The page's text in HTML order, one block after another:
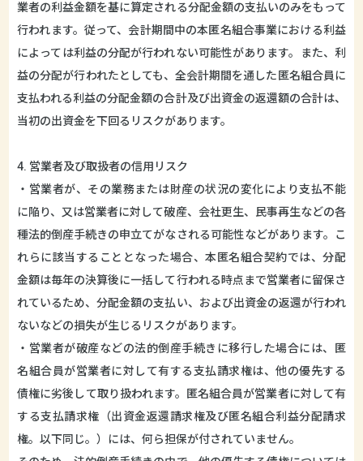
業者の利益金額を基に算定される分配金額の支払いのみをもって
行われます。従って、会計期間中の本匿名組合事業における利益
によっては利益の分配が行われない可能性があります。また、利
益の分配が行われたとしても、全会計期間を通した匿名組合員に
支払われる利益の分配金額の合計及び出資金の返還額の合計は、
当初の出資金を下回るリスクがあります。
4. 営業者及び取扱者の信用リスク
・営業者が、その業務または財産の状況の変化により支払不能
に陥り、又は営業者に対して破産、会社更生、民事再生などの各
種法的倒産手続きの申立てがなされる可能性などがあります。こ
れらに該当することとなった場合、本匿名組合契約では、分配
金額は毎年の決算後に一括して行われる時点まで営業者に留保さ
れているため、分配金額の支払い、および出資金の返還が行われ
ないなどの損失が生じるリスクがあります。
・営業者が破産などの法的倒産手続きに移行した場合には、匿
名組合員が営業者に対して有する支払請求権は、他の優先する
債権に劣後して取り扱われます。匿名組合員が営業者に対して有
する支払請求権（出資金返還請求権及び匿名組合利益分配請求
権。以下同じ。）には、何ら担保が付されていません。